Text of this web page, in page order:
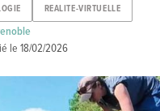
REALITE-VIRTUELLE
le18/02/2026